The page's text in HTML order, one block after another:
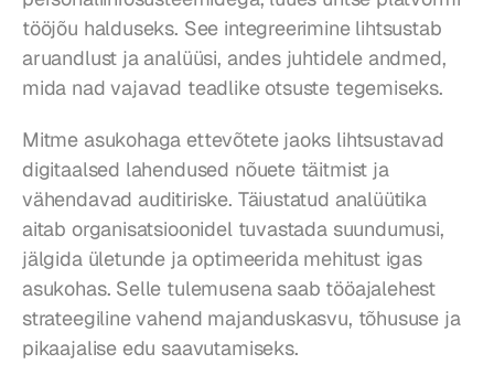
tööjõu halduseks. See integreerimine lihtsustab
aruandlust ja analüüsi, andes juhtidele andmed,
mida nad vajavad teadlike otsuste tegemiseks.
Mitme asukohaga ettevõtete jaoks lihtsustavad
digitaalsed lahendused nõuete täitmist ja
vähendavad auditiriske. Täiustatud analüütika
aitab organisatsioonidel tuvastada suundumusi,
jälgida ületunde ja optimeerida mehitust igas
asukohas. Selle tulemusena saab tööajalehest
strateegiline vahend majanduskasvu, tõhususe ja
pikaajalise edu saavutamiseks.